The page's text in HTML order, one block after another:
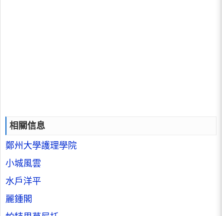
相關信息
鄭州大學護理學院
小城風雲
水戶洋平
麗鍾閣